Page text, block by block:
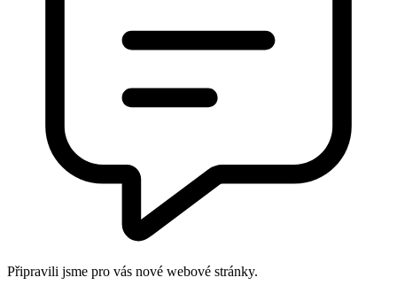
Připravili jsme pro vás nové webové stránky.